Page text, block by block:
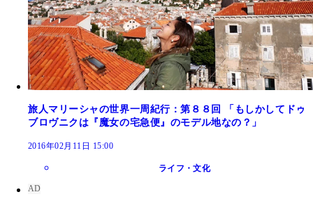
旅人マリーシャの世界一周紀行：第８８回 「もしかしてドゥ
ブロヴニクは『魔女の宅急便』のモデル地なの？」
2016年02月11日 15:00
ライフ・文化